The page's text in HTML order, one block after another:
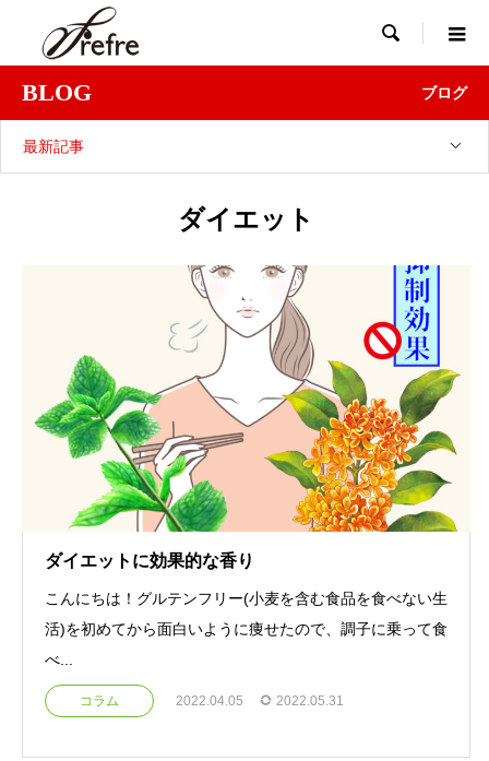

BLOG ブログ
最新記事
ダイエット
ダイエットに効果的な香り
こんにちは！グルテンフリー(小麦を含む食品を食べない生
活)を初めてから面白いように痩せたので、調子に乗って食
べ...
コラム 2022.04.05 2022.05.31